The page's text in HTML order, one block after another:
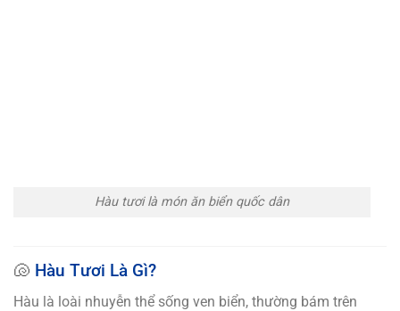
Hàu tươi là món ăn biển quốc dân
🐚 Hàu Tươi Là Gì?
Hàu là loài nhuyễn thể sống ven biển, thường bám trên